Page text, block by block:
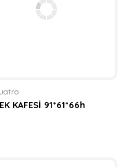
KAFESİ 91*61*66h